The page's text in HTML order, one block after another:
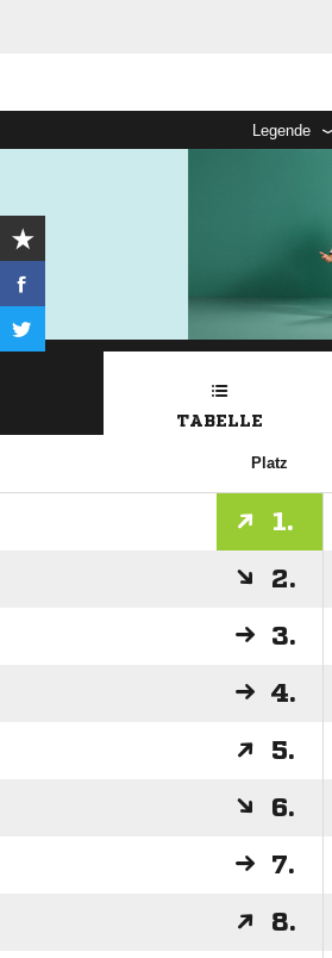
Legende
TABELLE
Platz
1.
2.
3.
4.
5.
6.
7.
8.